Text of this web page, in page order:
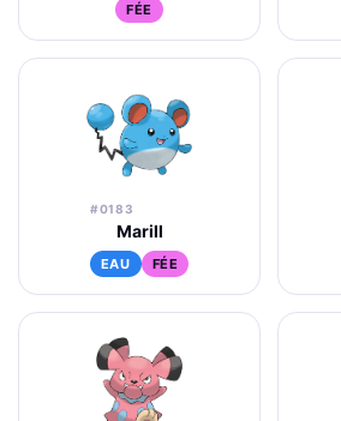
FÉE
#0183
Marill
EAU FÉE